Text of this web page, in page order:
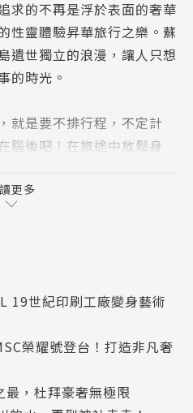
求的不再是浮於表面的奢華
性靈體驗昇華旅行之樂。蘇
遺世獨立的浪漫，讓人只想
的時光。
就是要不排行程，不定計
腦後吧！在旅途中放鬆身
屬島別墅、搭乘帆船出海，
的天然SPA療程，幫自己全
的金沙上，大啖鮮美海鮮與
人休日。
事的放空假期
走馬看花的景點，而是從旅
生活就像在度假，度假就
棟海島別墅，打開窗戶就
更多
19世紀印刷工廠變身藝術
榮耀號登台！打造非凡奢
，杜拜豪奢無極限